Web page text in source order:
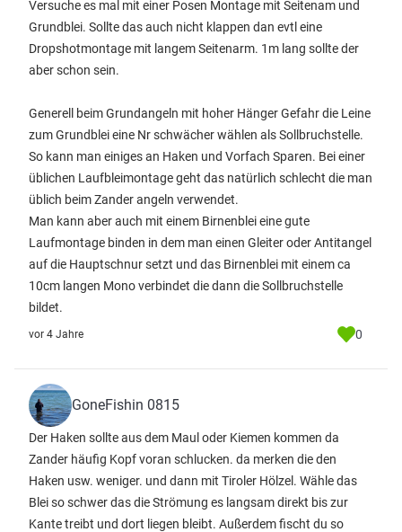
Versuche es mal mit einer Posen Montage mit Seitenam und
Grundblei. Sollte das auch nicht klappen dan evtl eine
Dropshotmontage mit langem Seitenarm. 1m lang sollte der
aber schon sein.
Generell beim Grundangeln mit hoher Hänger Gefahr die Leine
zum Grundblei eine Nr schwächer wählen als Sollbruchstelle.
So kann man einiges an Haken und Vorfach Sparen. Bei einer
üblichen Laufbleimontage geht das natürlich schlecht die man
üblich beim Zander angeln verwendet.
Man kann aber auch mit einem Birnenblei eine gute
Laufmontage binden in dem man einen Gleiter oder Antitangel
auf die Hauptschnur setzt und das Birnenblei mit einem ca
10cm langen Mono verbindet die dann die Sollbruchstelle
bildet.
vor 4 Jahre 0
GoneFishin 0815
Der Haken sollte aus dem Maul oder Kiemen kommen da
Zander häufig Kopf voran schlucken. da merken die den
Haken usw. weniger. und dann mit Tiroler Hölzel. Wähle das
Blei so schwer das die Strömung es langsam direkt bis zur
Kante treibt und dort liegen bleibt. Außerdem fischt du so